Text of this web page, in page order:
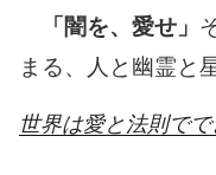
「闇を、愛せ」
まる、人と幽霊と
世界は愛と法則で